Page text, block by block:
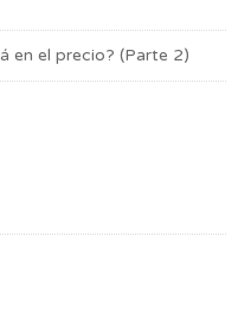
en el precio? (Parte 2)